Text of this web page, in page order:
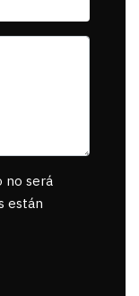
no será
están